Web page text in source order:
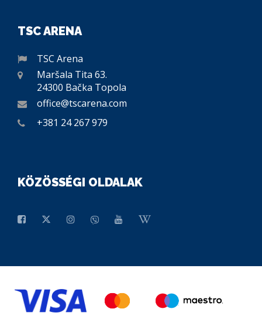
TSC ARENA
TSC Arena
Maršala Tita 63.
24300 Bačka Topola
office@tscarena.com
+381 24 267 979
KÖZÖSSÉGI OLDALAK